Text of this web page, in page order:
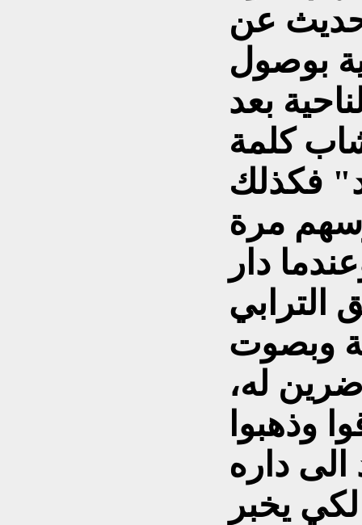
عن
بوصول
بعد
كلمة
فكذلك
مرة
دار
الترابي
وبصوت
له،
وذهبوا
يخبر